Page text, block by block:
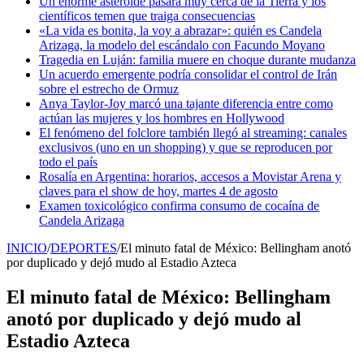
científicos temen que traiga consecuencias
«La vida es bonita, la voy a abrazar»: quién es Candela
Arizaga, la modelo del escándalo con Facundo Moyano
Tragedia en Luján: familia muere en choque durante mudanza
Un acuerdo emergente podría consolidar el control de Irán
sobre el estrecho de Ormuz
Anya Taylor-Joy marcó una tajante diferencia entre como
actúan las mujeres y los hombres en Hollywood
El fenómeno del folclore también llegó al streaming: canales
exclusivos (uno en un shopping) y que se reproducen por
todo el país
Rosalía en Argentina: horarios, accesos a Movistar Arena y
claves para el show de hoy, martes 4 de agosto
Examen toxicológico confirma consumo de cocaína de
Candela Arizaga
INICIO/DEPORTES/El minuto fatal de México: Bellingham anotó
por duplicado y dejó mudo al Estadio Azteca
El minuto fatal de México: Bellingham
anotó por duplicado y dejó mudo al
Estadio Azteca